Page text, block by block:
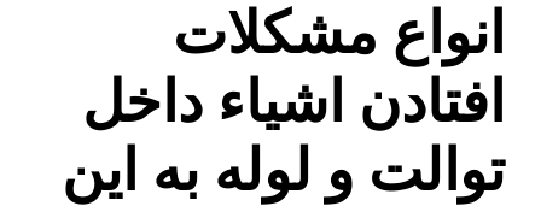
انواع مشکلات
افتادن اشیاء داخل
توالت و لوله به این